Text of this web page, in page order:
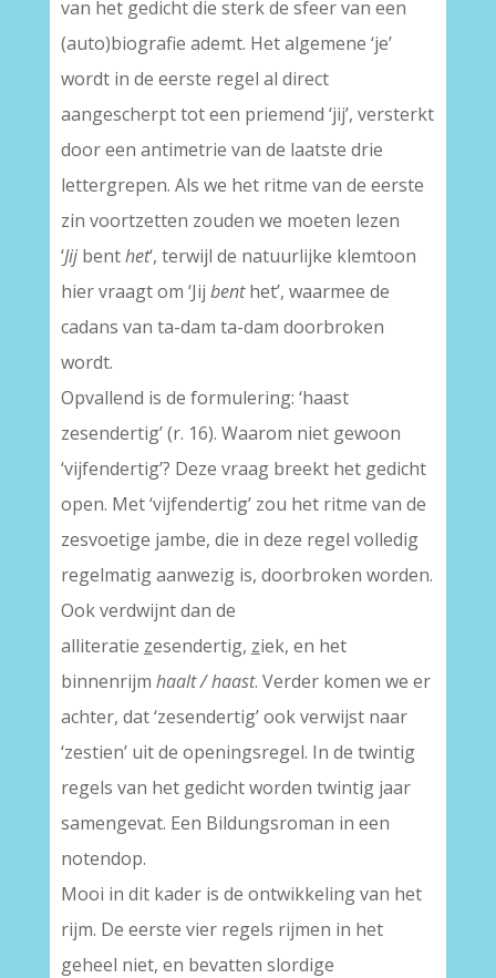
van het gedicht die sterk de sfeer van een
(auto)biografie ademt. Het algemene ‘je’
wordt in de eerste regel al direct
aangescherpt tot een priemend ‘jij’, versterkt
door een antimetrie van de laatste drie
lettergrepen. Als we het ritme van de eerste
zin voortzetten zouden we moeten lezen
‘Jijbenthet‘, terwijl de natuurlijke klemtoon
hier vraagt om ‘Jij benthet’, waarmee de
cadans van ta-dam ta-dam doorbroken
wordt.
Opvallend is de formulering: ‘haast
zesendertig’ (r. 16). Waarom niet gewoon
‘vijfendertig’? Deze vraag breekt het gedicht
open. Met ‘vijfendertig’ zou het ritme van de
zesvoetige jambe, die in deze regel volledig
regelmatig aanwezig is, doorbroken worden.
Ook verdwijnt dan de
alliteratie zesendertig, ziek, en het
binnenrijm haalt / haast. Verder komen we er
achter, dat ‘zesendertig’ ook verwijst naar
‘zestien’ uit de openingsregel. In de twintig
regels van het gedicht worden twintig jaar
samengevat. Een Bildungsroman in een
notendop.
Mooi in dit kader is de ontwikkeling van het
rijm. De eerste vier regels rijmen in het
geheel niet, en bevatten slordige